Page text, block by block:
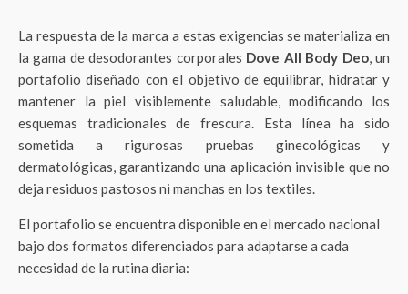
La respuesta de la marca a estas exigencias se materializa en
la gama de desodorantes corporales Dove All Body Deo, un
portafolio diseñado con el objetivo de equilibrar, hidratar y
mantener la piel visiblemente saludable, modificando los
esquemas tradicionales de frescura. Esta línea ha sido
sometida a rigurosas pruebas ginecológicas y
dermatológicas, garantizando una aplicación invisible que no
deja residuos pastosos ni manchas en los textiles.
El portafolio se encuentra disponible en el mercado nacional
bajo dos formatos diferenciados para adaptarse a cada
necesidad de la rutina diaria: